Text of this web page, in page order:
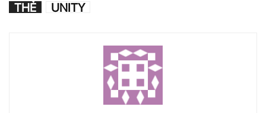
THẺ UNITY